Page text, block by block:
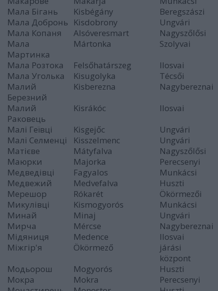
Мала Бігань
Kisbégány
Beregszászi
Мала Добронь
Kisdobrony
Ungvári
Мала Копаня
Alsóveresmart
Nagyszőlősi
Мала
Мартинка
Mártonka
Szolyvai
Мала Розтока
Felsőhatárszeg
Ilosvai
Мала Уголька
Kisugolyka
Técsői
Малий
Березний
Kisberezna
Nagybereznai
Малий
Раковець
Kisrákóc
Ilosvai
Малі Геївці
Kisgejőc
Ungvári
Малі Селменці
Kisszelmenc
Ungvári
Матієве
Mátyfalva
Nagyszőlősi
Маюрки
Majorka
Perecsenyi
Медведівці
Fagyalos
Munkácsi
Медвежий
Medvefalva
Huszti
Мерешор
Rókarét
Ökörmezői
Микулівці
Kismogyorós
Munkácsi
Минай
Minaj
Ungvári
Мирча
Mércse
Nagybereznai
Мідяниця
Medence
Ilosvai
Міжгір'я
Ökörmező
járási
központ
Модьорош
Mogyorós
Huszti
Мокра
Mokra
Perecsenyi